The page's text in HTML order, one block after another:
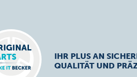
IHR PLUS AN
QUALITÄT UND